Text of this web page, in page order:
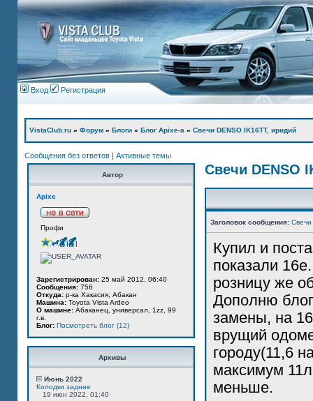
Вход Регистрация
VistaClub.ru » Форум » Блоги » Блог Apixe-а » Свечи DENSO IK16TT, иридий
Сообщения без ответов | Активные темы
Автор
Apixe
Профи
Зарегистрирован: 25 май 2012, 06:40
Сообщения: 756
Откуда: р-ка Хакасия, Абакан
Машина: Toyota Vista Ardeo
О машине: Абаканец, универсал, 1zz, 99
г.в.
Блог: Посмотреть блог (12)
Архивы
Июнь 2022
Колодки задние
19 июн 2022, 01:40
Свечи DENSO
Заголовок сообщения: Свечи
Купил и
показали
розницу же
Дополню
замены, на
врущий
городу(11,6
максимум
меньше.